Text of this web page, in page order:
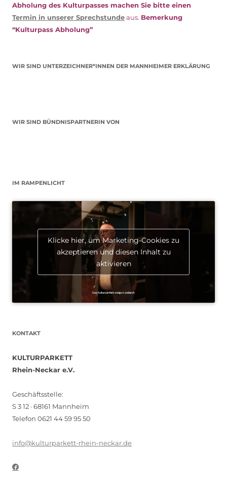
Abholung des Kulturpasses machen Sie bitte einen
Termin in unserer Sprechstundeaus. Bemerkung
“Kulturpass Abholung”
WIR SIND UNTERZEICHNER*INNEN DER MANNHEIMER ERKLÄRUNG
WIR SIND BÜNDNISPARTNERIN VON
IM RAMPENLICHT
Klicke hier, um Marketing-Cookies zu
akzeptieren und diesen Inhalt zu
aktivieren
KONTAKT
KULTURPARKETT
Rhein-Neckar e.V.
Geschäftsstelle:
S 3 12 · 68161 Mannheim
Telefon 0621 44 59 95 50
info@kulturparkett-rhein-neckar.de